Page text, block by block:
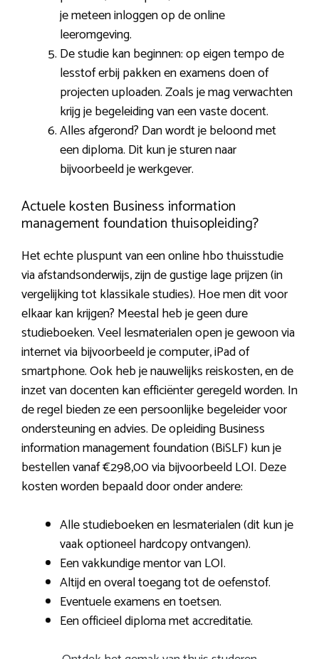
je meteen inloggen op de online
leeromgeving.
De studie kan beginnen: op eigen tempo de
lesstof erbij pakken en examens doen of
projecten uploaden. Zoals je mag verwachten
krijg je begeleiding van een vaste docent.
Alles afgerond? Dan wordt je beloond met
een diploma. Dit kun je sturen naar
bijvoorbeeld je werkgever.
Actuele kosten Business information
management foundation thuisopleiding?
Het echte pluspunt van een online hbo thuisstudie
via afstandsonderwijs, zijn de gustige lage prijzen (in
vergelijking tot klassikale studies). Hoe men dit voor
elkaar kan krijgen? Meestal heb je geen dure
studieboeken. Veel lesmaterialen open je gewoon via
internet via bijvoorbeeld je computer, iPad of
smartphone. Ook heb je nauwelijks reiskosten, en de
inzet van docenten kan efficiënter geregeld worden. In
de regel bieden ze een persoonlijke begeleider voor
ondersteuning en advies. De opleiding Business
information management foundation (BiSLF) kun je
bestellen vanaf €298,00 via bijvoorbeeld LOI. Deze
kosten worden bepaald door onder andere:
Alle studieboeken en lesmaterialen (dit kun je
vaak optioneel hardcopy ontvangen).
Een vakkundige mentor van LOI.
Altijd en overal toegang tot de oefenstof.
Eventuele examens en toetsen.
Een officieel diploma met accreditatie.